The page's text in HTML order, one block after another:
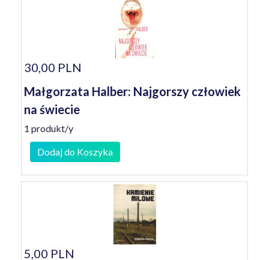
30,00 PLN
Małgorzata Halber: Najgorszy człowiek
na świecie
1 produkt/y
Dodaj do Koszyka
5,00 PLN